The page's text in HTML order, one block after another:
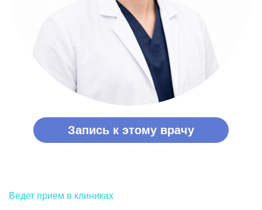
Запись к этому врачу
Ведет прием в клиниках